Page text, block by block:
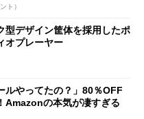
ト）
型デザイン筐体を採用したポ
オプレーヤー
ルやってたの？」80％OFF
Amazonの本気が凄すぎる